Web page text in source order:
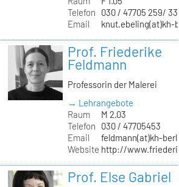
Telefon
030 / 47705 259/
Email
knut.ebeling(at)kh-
Prof. Friederike
Feldmann
Professorin der Malerei
→ Lehrangebote
Raum
M 2.03
Telefon
030 / 47705453
Email
feldmann(at)kh-
Website http://
Prof. Else Gabriel